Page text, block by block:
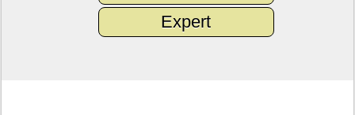
Expert